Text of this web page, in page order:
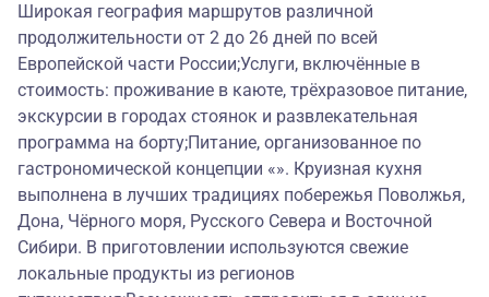
Широкая география маршрутов различной
продолжительности от 2 до 26 дней по всей
Европейской части России;Услуги, включённые в
стоимость: проживание в каюте, трёхразовое питание,
экскурсии в городах стоянок и развлекательная
программа на борту;Питание, организованное по
гастрономической концепции «». Круизная кухня
выполнена в лучших традициях побережья Поволжья,
Дона, Чёрного моря, Русского Севера и Восточной
Сибири. В приготовлении используются свежие
локальные продукты из регионов